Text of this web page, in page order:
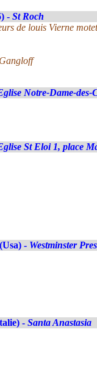
- St Roch
de louis Vierne
Notre-Dame-des-
St Eloi 1, place
- Westminster
- Santa Anastasia